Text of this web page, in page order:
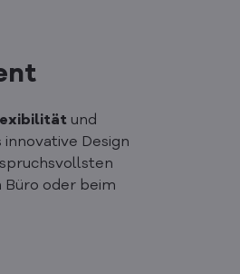
und
innovative Design
Büro oder beim